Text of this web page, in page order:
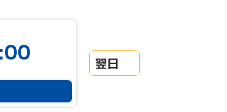
翌日